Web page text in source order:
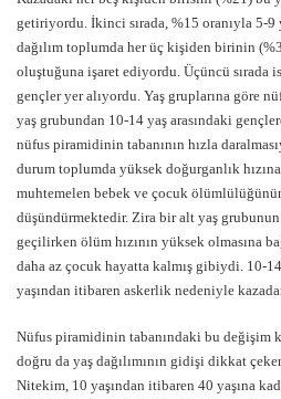
getiriyordu. İkinci sırada, %15 oranıyla 5-
dağılım toplumda her üç kişiden birinin
oluştuğuna işaret ediyordu. Üçüncü sırada
gençler yer alıyordu. Yaş gruplarına göre
yaş grubundan 10-14 yaş arasındaki
nüfus piramidinin tabanının hızla
durum toplumda yüksek doğurganlık
muhtemelen bebek ve çocuk
düşündürmektedir. Zira bir alt yaş
geçilirken ölüm hızının yüksek olmasına
daha az çocuk hayatta kalmış gibiydi. 10-
yaşından itibaren askerlik nedeniyle
Nüfus piramidinin tabanındaki bu değişim
doğru da yaş dağılımının gidişi dikkat
Nitekim, 10 yaşından itibaren 40 yaşına